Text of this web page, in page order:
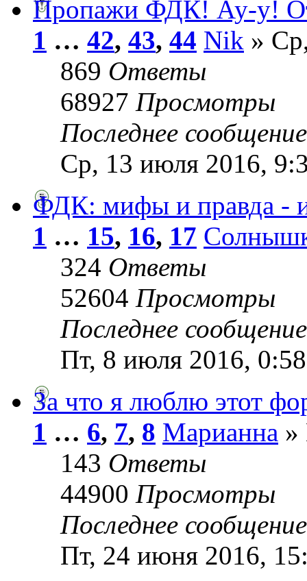
Пропажи ФДК! Ау-у!
1 … 42, 43, 44 Nik »
869 Ответы
68927 Просмотры
Последнее
Ср, 13 июля 2016,
ФДК: мифы и правда -
1 … 15, 16, 17
324 Ответы
52604 Просмотры
Последнее
Пт, 8 июля 2016, 0:58
За что я люблю этот
1 … 6, 7, 8 Марианна »
143 Ответы
44900 Просмотры
Последнее
Пт, 24 июня 2016,